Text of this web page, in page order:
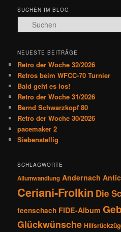
r
a
v
i
g
a
t
i
o
SUCHEN IM BLOG
u
h
n
NEUESTE BEITRÄGE
Retro der Woche 32/2026
Retros beim WFCC-70 Turnier
Bald geht es los!
Retro der Woche 31/2026
Bernd Schwarzkopf 80
Retro der Woche 30/2026
pacemaker 2
Siebenstellig
SCHLAGWORTE
Allumwandlung Andernach
Ceriani-Frolkin Die
feenschach FIDE-Album
Glückwünsche